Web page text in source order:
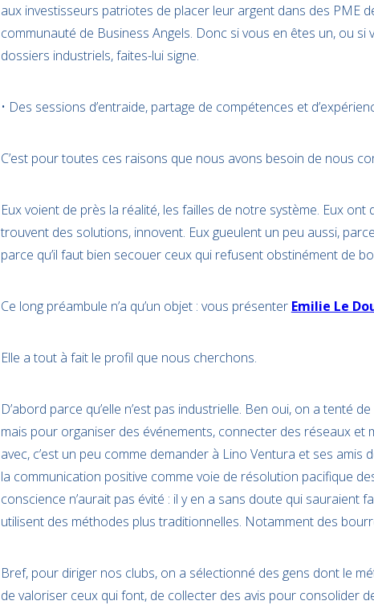
aux investisseurs patriotes de placer leur argent dans des PME
communauté de Business Angels. Donc si vous en êtes un, ou
dossiers industriels, faites-lui signe.
• Des sessions d’entraide, partage de compétences et
C’est pour toutes ces raisons que nous avons besoin de nous
Eux voient de près la réalité, les failles de notre système. Eux
trouvent des solutions, innovent. Eux gueulent un peu aussi,
parce qu’il faut bien secouer ceux qui refusent obstinément de
Ce long préambule n’a qu’un objet : vous présenter Emilie Le
Elle a tout à fait le profil que nous cherchons.
D’abord parce qu’elle n’est pas industrielle. Ben oui, on a tenté
mais pour organiser des événements, connecter des réseaux et
avec, c’est un peu comme demander à Lino Ventura et ses
la communication positive comme voie de résolution pacifique
conscience n’aurait pas évité : il y en a sans doute qui sauraient
utilisent des méthodes plus traditionnelles. Notamment des
Bref, pour diriger nos clubs, on a sélectionné des gens dont le
de valoriser ceux qui font, de collecter des avis pour consolider